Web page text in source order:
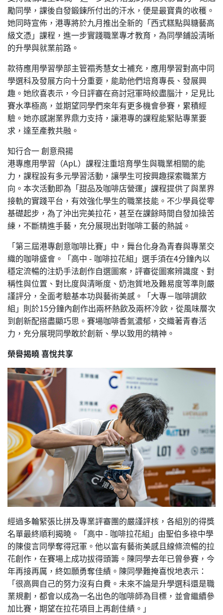
勵同學，課後自發鍛鍊所付出的汗水，便是最寶貴的收穫。
她同時宣佈，港專將於九月推出全新的「西式糕點與糖藝高
級文憑」課程，進一步實踐職業專才教育，為同學鋪設清晰
的升學與就業前路。
款待應用學習學部主管禤秀慧女士補充，應用學習對高中同
學選科及發展方向十分重要，能助他們培育專長、發展興
趣。她欣喜表示，今日評審在商討冠軍時絞盡腦汁，足見比
賽水準極高，並期望同學們來年有更多機會參賽，累積經
驗。她亦感謝業界鼎力支持，讓港專的課程能緊貼專業要
求，達至產教共融。
知行合一 創意飛揚
港專應用學習（ApL）課程注重培育學生與職業相關的能
力，課程設有多元學習活動，讓學生可按興趣探索職業方
向。本次活動即為「甜品及咖啡店營運」課程提供了與業界
接軌的實踐平台，有效強化學生的職業技能。不少學員從零
基礎起步，為了沖出完美拉花，甚至在課餘時間自發加操苦
練，不斷精進手藝，充分展現出對咖啡工藝的熱誠。
「第三屆港專創意咖啡比賽」中，舞台化身為青春與專業交
織的咖啡盛會。「高中 - 咖啡拉花組」選手須在4分鐘內以
穩定流暢的注奶手法創作自選圖案，評審從圖案辨識度、對
稱性與位置、對比度與清晰度、奶泡質地及難易度等準則嚴
謹評分，全面考驗基本功與藝術美感。「大專－咖啡調飲
組」則於15分鐘內創作出兩杯熱飲及兩杯冷飲，從風味層次
到創新配搭盡顯巧思。賽場咖啡香氣濃郁，交織著青春活
力，充分展現同學敢於創新、學以致用的精神。
榮譽揭曉 喜悅共享
經過多輪緊張比拼及專業評審團的嚴謹評核，各組別的得獎
名單最終順利揭曉。「高中 - 咖啡拉花組」由聖伯多祿中學
的陳俊言同學奪得冠軍。他以富有藝術美感且線條流暢的拉
花創作，在賽場上成功拔得頭籌。陳同學去年已曾參賽，今
年再接再厲，終如願勇奪佳績。陳同學難掩喜悅地表示：
「很高興自己的努力沒有白費。未來不論是升學選科還是職
業規劃，都會以成為一名出色的咖啡師為目標，並會繼續參
加比賽，期望在拉花項目上再創佳績。」